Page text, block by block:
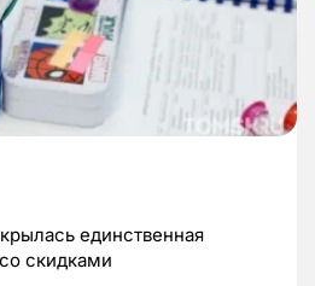
единственная
скидками